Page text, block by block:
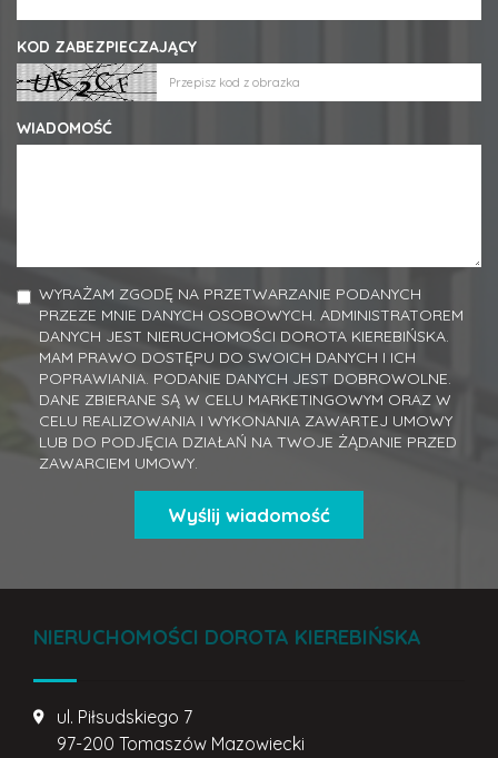
KOD ZABEZPIECZAJĄCY
WIADOMOŚĆ
WYRAŻAM ZGODĘ NA PRZETWARZANIE PODANYCH
PRZEZE MNIE DANYCH OSOBOWYCH. ADMINISTRATOREM
DANYCH JEST NIERUCHOMOŚCI DOROTA KIEREBIŃSKA.
MAM PRAWO DOSTĘPU DO SWOICH DANYCH I ICH
POPRAWIANIA. PODANIE DANYCH JEST DOBROWOLNE.
DANE ZBIERANE SĄ W CELU MARKETINGOWYM ORAZ W
CELU REALIZOWANIA I WYKONANIA ZAWARTEJ UMOWY
LUB DO PODJĘCIA DZIAŁAŃ NA TWOJE ŻĄDANIE PRZED
ZAWARCIEM UMOWY.
NIERUCHOMOŚCI DOROTA KIEREBIŃSKA
ul. Piłsudskiego 7
97-200 Tomaszów Mazowiecki